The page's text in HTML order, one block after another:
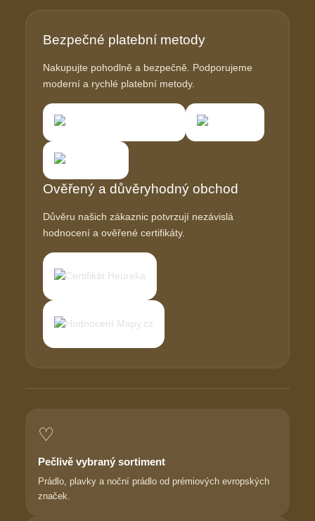
Bezpečné platební metody
Nakupujte pohodlně a bezpečně. Podporujeme
moderní a rychlé platební metody.
Ověřený a důvěryhodný obchod
Důvěru našich zákaznic potvrzují nezávislá
hodnocení a ověřené certifikáty.
♡
Pečlivě vybraný sortiment
Prádlo, plavky a noční prádlo od prémiových evropských
značek.